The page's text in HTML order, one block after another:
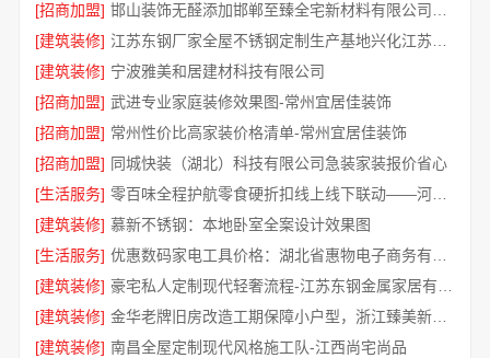
[招商加盟]
[建筑装修]
江苏东钢厂家全屋不锈钢定制生产基地兴化江苏东钢金属科技
[建筑装修] 宁波雅美和居建材科技有限公司
[招商加盟] 武进专业家庭装修效果图-常州宜居佳装饰
[招商加盟] 常州性价比高家装价格清单-常州宜居佳装饰
[招商加盟] 同城快装（湖北）科技有限公司急装家装报价省心
[生活服务]
零百味全程护航零食硬折扣线上线下联动——河南零百味
[建筑装修] 慕新不锈钢：本地卧室全案设计效果图
[生活服务]
[建筑装修]
[建筑装修]
金华老牌旧房改造工期保障小户型，浙江臻美新型建材有限公司
[建筑装修] 南昌全屋定制现代风格施工队-江西尚宅尚品